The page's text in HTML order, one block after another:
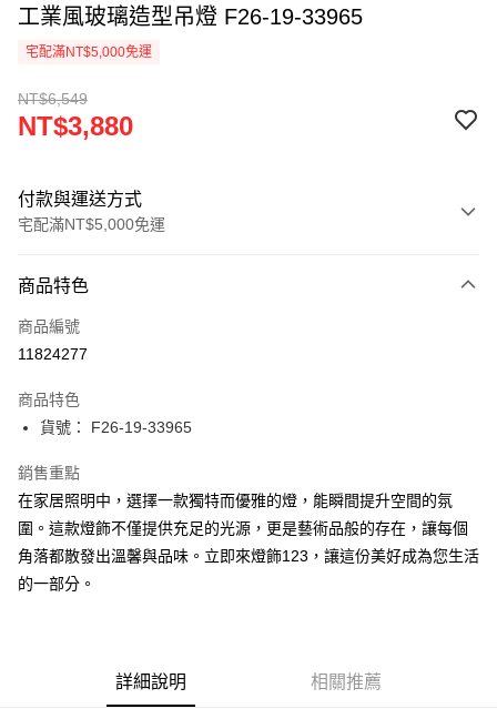
工業風玻璃造型吊燈 F26-19-33965
宅配滿NT$5,000免運
NT$6,549
NT$3,880
付款與運送方式
宅配滿NT$5,000免運
信用卡一次付款
LINE Pay
街口支付
悠遊付
Google Pay
全盈+PAY
AFTEE先享後付
商品特色
商品編號
11824277
商品特色
貨號： F26-19-33965
銷售重點
在家居照明中，選擇一款獨特而優雅的燈，能瞬間提升空間的氛
圍。這款燈飾不僅提供充足的光源，更是藝術品般的存在，讓每個
角落都散發出溫馨與品味。立即來燈飾123，讓這份美好成為您生活
的一部分。
詳細說明 相關推薦